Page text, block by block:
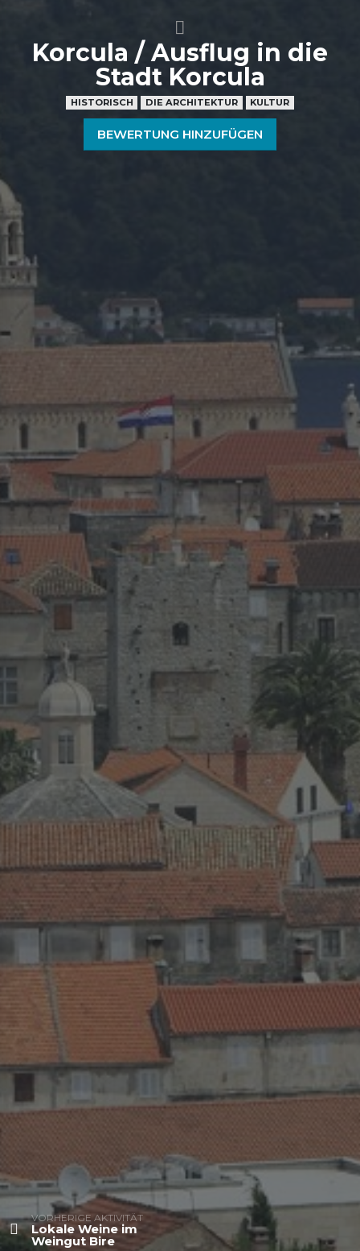
VORHERIGE AKTIVITÄT
Lokale Weine im
Weingut Bire
Korcula / Ausflug in die
Stadt Korcula
HISTORISCH DIE ARCHITEKTUR KULTUR
BEWERTUNG HINZUFÜGEN